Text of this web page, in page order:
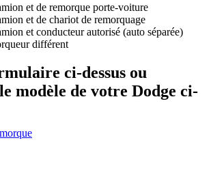
et de remorque porte-voiture
et de chariot de remorquage
et conducteur autorisé (auto séparée)
différent
ci-dessus ou
modèle de votre Dodge ci-